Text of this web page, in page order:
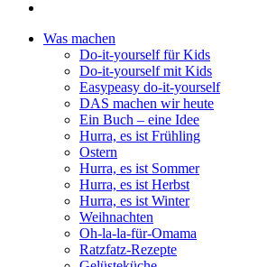
Was machen
Do-it-yourself für Kids
Do-it-yourself mit Kids
Easypeasy do-it-yourself
DAS machen wir heute
Ein Buch – eine Idee
Hurra, es ist Frühling
Ostern
Hurra, es ist Sommer
Hurra, es ist Herbst
Hurra, es ist Winter
Weihnachten
Oh-la-la-für-Omama
Ratzfatz-Rezepte